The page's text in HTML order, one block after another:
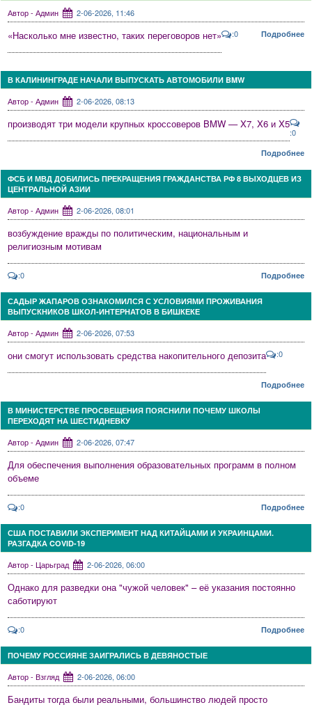
Автор - Админ 2-06-2026, 11:46
«Насколько мне известно, таких переговоров нет» :0 Подробнее
В КАЛИНИНГРАДЕ НАЧАЛИ ВЫПУСКАТЬ АВТОМОБИЛИ BMW
Автор - Админ 2-06-2026, 08:13
производят три модели крупных кроссоверов BMW — X7, X6 и X5
:0
Подробнее
ФСБ И МВД ДОБИЛИСЬ ПРЕКРАЩЕНИЯ ГРАЖДАНСТВА РФ 8 ВЫХОДЦЕВ ИЗ
ЦЕНТРАЛЬНОЙ АЗИИ
Автор - Админ 2-06-2026, 08:01
возбуждение вражды по политическим, национальным и
религиозным мотивам
:0 Подробнее
САДЫР ЖАПАРОВ ОЗНАКОМИЛСЯ С УСЛОВИЯМИ ПРОЖИВАНИЯ
ВЫПУСКНИКОВ ШКОЛ-ИНТЕРНАТОВ В БИШКЕКЕ
Автор - Админ 2-06-2026, 07:53
они смогут использовать средства накопительного депозита :0
Подробнее
В МИНИСТЕРСТВЕ ПРОСВЕЩЕНИЯ ПОЯСНИЛИ ПОЧЕМУ ШКОЛЫ
ПЕРЕХОДЯТ НА ШЕСТИДНЕВКУ
Автор - Админ 2-06-2026, 07:47
Для обеспечения выполнения образовательных программ в полном
объеме
:0 Подробнее
США ПОСТАВИЛИ ЭКСПЕРИМЕНТ НАД КИТАЙЦАМИ И УКРАИНЦАМИ.
РАЗГАДКА COVID-19
Автор - Царьград 2-06-2026, 06:00
Однако для разведки она "чужой человек" – её указания постоянно
саботируют
:0 Подробнее
ПОЧЕМУ РОССИЯНЕ ЗАИГРАЛИСЬ В ДЕВЯНОСТЫЕ
Автор - Взгляд 2-06-2026, 06:00
Бандиты тогда были реальными, большинство людей просто